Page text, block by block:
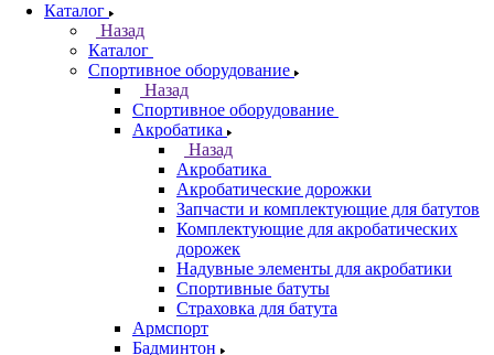
Каталог
Назад
Каталог
Спортивное оборудование
Назад
Спортивное оборудование
Акробатика
Назад
Акробатика
Акробатические дорожки
Запчасти и комплектующие для батутов
Комплектующие для акробатических
дорожек
Надувные элементы для акробатики
Спортивные батуты
Страховка для батута
Армспорт
Бадминтон